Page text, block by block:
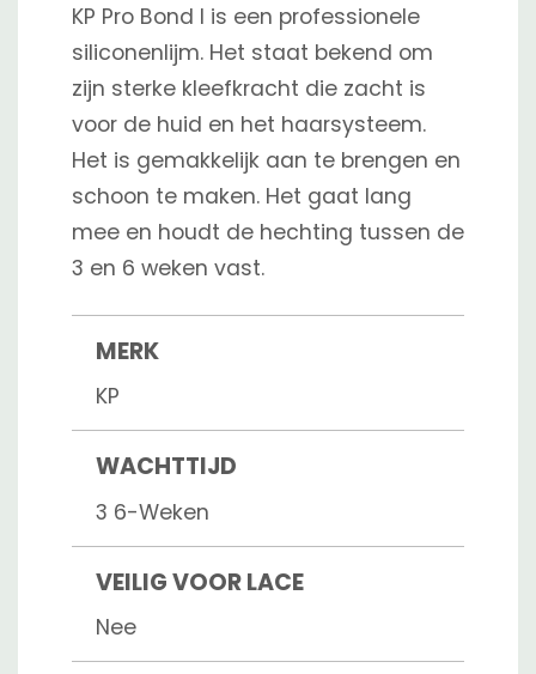
KP Pro Bond I is een professionele
siliconenlijm. Het staat bekend om
zijn sterke kleefkracht die zacht is
voor de huid en het haarsysteem.
Het is gemakkelijk aan te brengen en
schoon te maken. Het gaat lang
mee en houdt de hechting tussen de
3 en 6 weken vast.
MERK
KP
WACHTTIJD
3 6-Weken
VEILIG VOOR LACE
Nee